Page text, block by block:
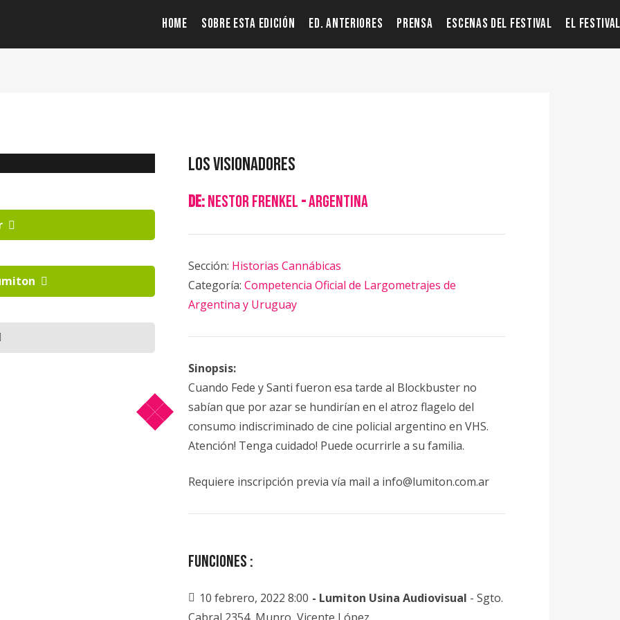
HOME SOBRE ESTA EDICIÓN ED. ANTERIORES PRENSA ESCENAS DEL FESTIVAL EL
Los Visionadores
de:Nestor Frenkel -Argentina
Sección: Historias Cannábicas
Categoría: Competencia Oficial de Largometrajes de
Argentina y Uruguay
Sinopsis:
Cuando Fede y Santi fueron esa tarde al Blockbuster no
sabían que por azar se hundirían en el atroz flagelo del
consumo indiscriminado de cine policial argentino en VHS.
Atención! Tenga cuidado! Puede ocurrirle a su familia.
Requiere inscripción previa vía mail a info@lumiton.com.ar
Funciones :
10 febrero, 2022 8:00 - Lumiton Usina Audiovisual - Sgto.